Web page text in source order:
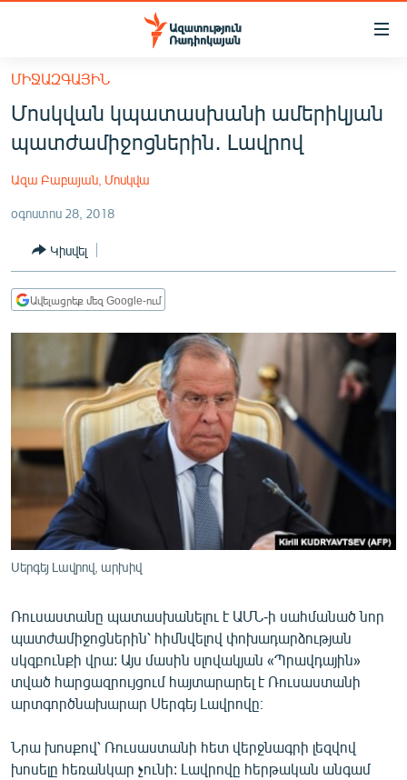
Մատչելիության
հիմնական
բովանդակությանը
հիմնական
մենյուին
ՀԱՅԱՍՏԱՆ
ՔԱՂԱՔԱԿԱՆ
ԸՆՏՐՈՒԹՅՈՒՆՆԵՐ 2026
ԻՐԱՎՈՒՆՔ
ՀԱՍԱՐԱԿՈՒԹՅՈՒՆ
ՏՆՏԵՍՈՒԹՅՈՒՆ
ՊԱՏԵՐԱԶՄԻ 6 ՇԱԲԱԹՆԵՐԸ
ՏԱՐԱԾԱՇՐՋԱՆ
ՄԻՋԱԶԳԱՅԻՆ
ՄՇԱԿՈՒՅԹ
ՄԵԿՆԱԲԱՆՈՒԹՅՈՒՆ
ՏՏ ԵՒ ԻՆՏԵՐՆԵՏ
ԱՐԽԻՎ
ՏԵՍԱՆՅՈՒԹԵՐ
ԲԱՆԱՎԵՃ
ՁԳՏԵԼՈՎ ԼԱՎԱԳՈՒՅՆԻՆ
ՓՈԴՔԱՍԹ
ՄԻՋԱԶԳԱՅԻՆ
Մոսկվան կպատասխանի ամերիկյան
պատժամիջոցներին․ Լավրով
Ազա Բաբայան, Մոսկվա
օգոստոս 28, 2018
Կիսվել
Ավելացրեք մեզ Google-ում
Սերգեյ Լավրով, արխիվ
Ռուսաստանը պատասխանելու է ԱՄՆ-ի սահմանած նոր
պատժամիջոցներին՝ հիմնվելով փոխադարձության
սկզբունքի վրա: Այս մասին սլովակյան «Պրավդային»
տված հարցազրույցում հայտարարել է Ռուսաստանի
արտգործնախարար Սերգեյ Լավրովը։
Նրա խոսքով՝ Ռուսաստանի հետ վերջնագրի լեզվով
խոսելը հեռանկար չունի: Լավրովը հերթական անգամ